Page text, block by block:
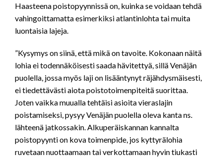
Haasteena poistopyynnissä on, kuinka se voidaan tehdä
vahingoittamatta esimerkiksi atlantinlohta tai muita
luontaisia lajeja.
”Kysymys on siinä, että mikä on tavoite. Kokonaan näitä
lohia ei todennäköisesti saada hävitettyä, sillä Venäjän
puolella, jossa myös laji on lisääntynyt räjähdysmäisesti,
ei tiedettävästi aiota poistotoimenpiteitä suorittaa.
Joten vaikka muualla tehtäisi asioita vieraslajin
poistamiseksi, pysyy Venäjän puolella oleva kanta ns.
lähteenä jatkossakin. Alkuperäiskannan kannalta
poistopyynti on kova toimenpide, jos kyttyrälohia
ruvetaan nuottaamaan tai verkottamaan hyvin tiukasti